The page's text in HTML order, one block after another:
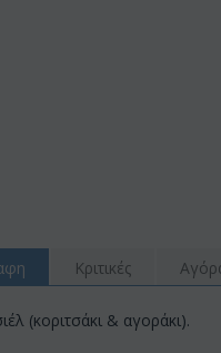
Κριτικές
(κοριτσάκι & αγοράκι).